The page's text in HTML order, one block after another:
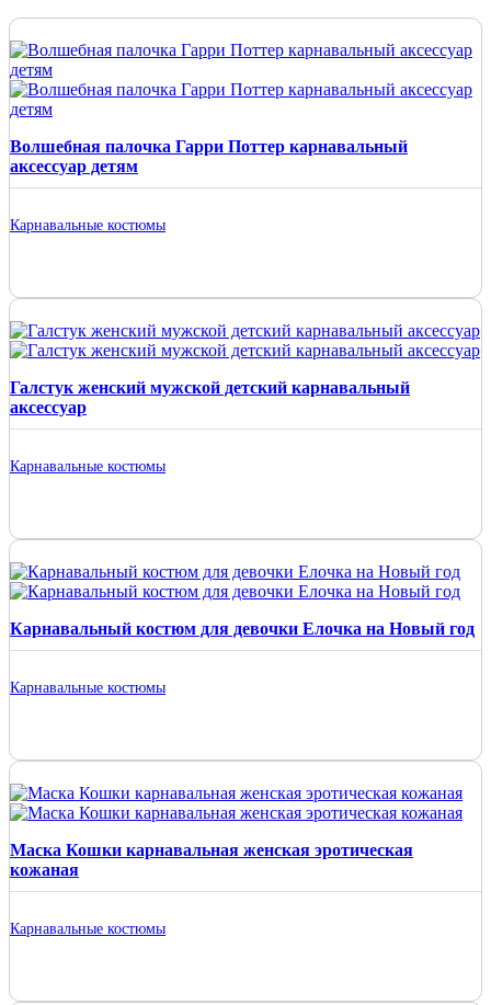
Волшебная палочка Гарри Поттер карнавальный
аксессуар детям
Карнавальные костюмы
Галстук женский мужской детский карнавальный
аксессуар
Карнавальные костюмы
Карнавальный костюм для девочки Елочка на Новый год
Карнавальные костюмы
Маска Кошки карнавальная женская эротическая
кожаная
Карнавальные костюмы